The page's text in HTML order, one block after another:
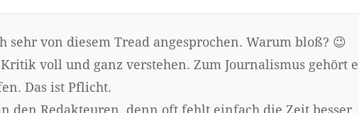
sehr von diesem Tread angesprochen. Warum bloß? 😉
voll und ganz verstehen. Zum Journalismus gehört
Das ist Pflicht.